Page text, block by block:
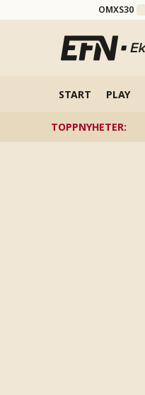
OMXS30
START PLAY
TOPPNYHETER: